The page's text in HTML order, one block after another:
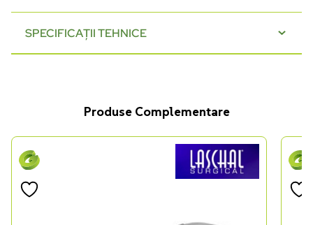
SPECIFICAȚII TEHNICE
Produse Complementare